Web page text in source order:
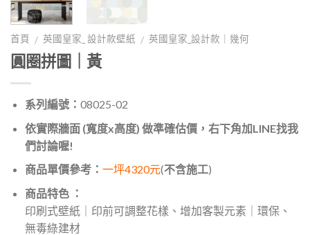
首頁 / 英國皇家_ 設計款壁紙 / 英國皇家_設計款｜幾何
圓圈拼圖｜黃
系列編號： 08025-02
依實際牆面 (寬度x高度) 做準確估價，右下角加LINE找我
們討論喔!
商品單價參考： 一坪4320元(不含施工)
商品特色 ：
印刷式壁紙｜印前可調整花樣、增加客製元素｜環保、
無毒綠建材